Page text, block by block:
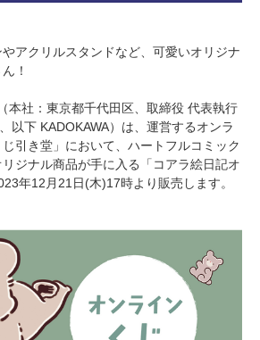
アクリルスタンドなど、可愛いオリジナ
！
本社：東京都千代田区、取締役 代表執行
以下 KADOKAWA）は、運営するオンラ
引き堂」において、ハートフルコミック
リジナル商品が手に入る「コアラ絵日記オ
年12月21日(木)17時より販売します。